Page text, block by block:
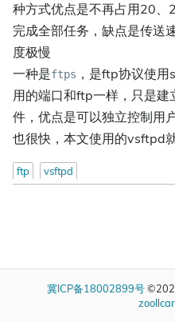
种方式优点是不再占用20
完成全部任务，缺点是传送
度极慢
一种是ftps ，是ftp协议使
用的端口和ftp一样，只是建
件，优点是可以独立控制用
也很快，本文使用的vsftpd
ftp vsftpd
冀ICP备18002899号